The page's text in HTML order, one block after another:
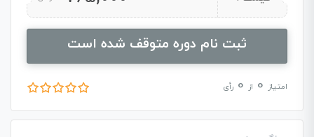
ثبت نام دوره متوقف شده است
امتیاز 0 از 0 رأی